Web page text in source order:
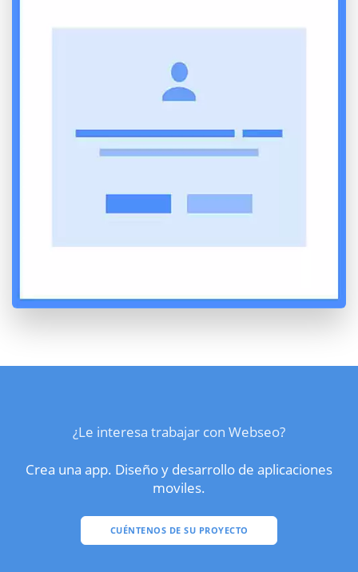
¿Le interesa trabajar con Webseo?
Crea una app. Diseño y desarrollo de aplicaciones
moviles.
CUÉNTENOS DE SU PROYECTO